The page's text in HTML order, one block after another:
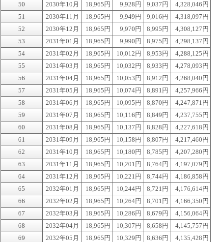
50
2030年10月 18,965円 9,928円 9,037円
4,328,046円
51
2030年11月 18,965円 9,949円 9,016円
4,318,097円
52
2030年12月 18,965円 9,970円 8,995円
4,308,127円
53
2031年01月 18,965円 9,990円 8,975円
4,298,137円
54
2031年02月 18,965円 10,012円 8,953円
4,288,125円
55
2031年03月 18,965円 10,032円 8,933円
4,278,093円
56
2031年04月 18,965円 10,053円 8,912円
4,268,040円
57
2031年05月 18,965円 10,074円 8,891円
4,257,966円
58
2031年06月 18,965円 10,095円 8,870円
4,247,871円
59
2031年07月 18,965円 10,116円 8,849円
4,237,755円
60
2031年08月 18,965円 10,137円 8,828円
4,227,618円
61
2031年09月 18,965円 10,158円 8,807円
4,217,460円
62
2031年10月 18,965円 10,180円 8,785円
4,207,280円
63
2031年11月 18,965円 10,201円 8,764円
4,197,079円
64
2031年12月 18,965円 10,221円 8,744円
4,186,858円
65
2032年01月 18,965円 10,244円 8,721円
4,176,614円
66
2032年02月 18,965円 10,264円 8,701円
4,166,350円
67
2032年03月 18,965円 10,286円 8,679円
4,156,064円
68
2032年04月 18,965円 10,307円 8,658円
4,145,757円
69
2032年05月 18,965円 10,329円 8,636円
4,135,428円